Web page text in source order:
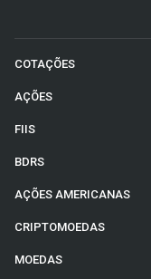
COTAÇÕES
AÇÕES
FIIS
BDRS
AÇÕES AMERICANAS
CRIPTOMOEDAS
MOEDAS